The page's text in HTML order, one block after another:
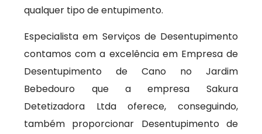
qualquer tipo de entupimento.
Especialista em Serviços de Desentupimento
contamos com a excelência em Empresa de
Desentupimento de Cano no Jardim
Bebedouro que a empresa Sakura
Detetizadora Ltda oferece, conseguindo,
também proporcionar Desentupimento de